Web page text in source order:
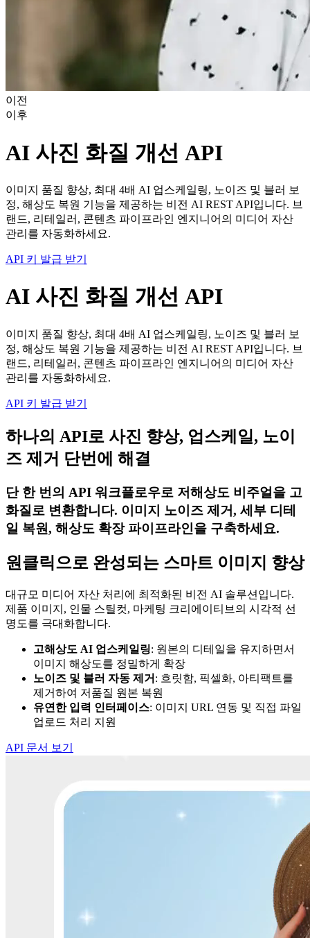
이전
이후
AI 사진 화질 개선 API
이미지 품질 향상, 최대 4배 AI 업스케일링, 노이즈 및 블러 보
정, 해상도 복원 기능을 제공하는 비전 AI REST API입니다. 브
랜드, 리테일러, 콘텐츠 파이프라인 엔지니어의 미디어 자산
관리를 자동화하세요.
API 키 발급 받기
AI 사진 화질 개선 API
이미지 품질 향상, 최대 4배 AI 업스케일링, 노이즈 및 블러 보
정, 해상도 복원 기능을 제공하는 비전 AI REST API입니다. 브
랜드, 리테일러, 콘텐츠 파이프라인 엔지니어의 미디어 자산
관리를 자동화하세요.
API 키 발급 받기
하나의 API로 사진 향상, 업스케일, 노이
즈 제거 단번에 해결
단 한 번의 API 워크플로우로 저해상도 비주얼을 고
화질로 변환합니다. 이미지 노이즈 제거, 세부 디테
일 복원, 해상도 확장 파이프라인을 구축하세요.
원클릭으로 완성되는 스마트 이미지 향상
대규모 미디어 자산 처리에 최적화된 비전 AI 솔루션입니다.
제품 이미지, 인물 스틸컷, 마케팅 크리에이티브의 시각적 선
명도를 극대화합니다.
고해상도 AI 업스케일링: 원본의 디테일을 유지하면서
이미지 해상도를 정밀하게 확장
노이즈 및 블러 자동 제거 : 흐릿함, 픽셀화, 아티팩트를
제거하여 저품질 원본 복원
유연한 입력 인터페이스: 이미지 URL 연동 및 직접 파일
업로드 처리 지원
API 문서 보기